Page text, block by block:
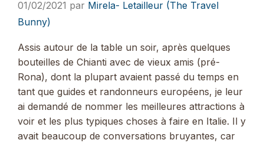
01/02/2021 par Mirela- Letailleur (The Travel
Bunny)
Assis autour de la table un soir, après quelques
bouteilles de Chianti avec de vieux amis (pré-
Rona), dont la plupart avaient passé du temps en
tant que guides et randonneurs européens, je leur
ai demandé de nommer les meilleures attractions à
voir et les plus typiques choses à faire en Italie. Il y
avait beaucoup de conversations bruyantes, car